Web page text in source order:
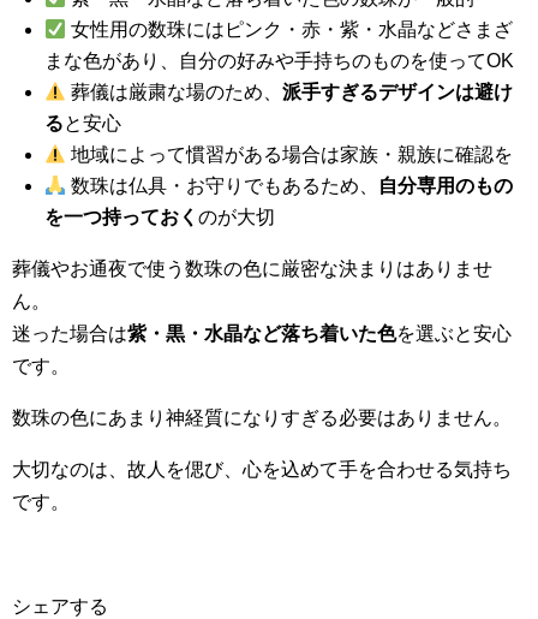
女性用の数珠にはピンク・赤・紫・水晶などさまざ
まな色があり、自分の好みや手持ちのものを使ってOK
葬儀は厳粛な場のため、派手すぎるデザインは避け
ると安心
地域によって慣習がある場合は家族・親族に確認を
数珠は仏具・お守りでもあるため、 自分専用のもの
を一つ持っておくのが大切
葬儀やお通夜で使う数珠の色に厳密な決まりはありませ
ん。
迷った場合は紫・黒・水晶など落ち着いた色を選ぶと安心
です。
数珠の色にあまり神経質になりすぎる必要はありません。
大切なのは、故人を偲び、心を込めて手を合わせる気持ち
です。
シェアする